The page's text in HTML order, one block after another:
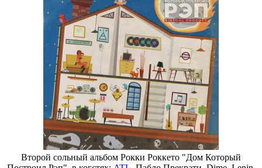
Второй сольный альбом Рокки Роккето "Дом Который